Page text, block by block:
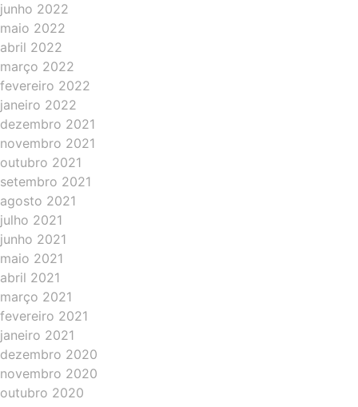
junho 2022
maio 2022
abril 2022
março 2022
fevereiro 2022
janeiro 2022
dezembro 2021
novembro 2021
outubro 2021
setembro 2021
agosto 2021
julho 2021
junho 2021
maio 2021
abril 2021
março 2021
fevereiro 2021
janeiro 2021
dezembro 2020
novembro 2020
outubro 2020